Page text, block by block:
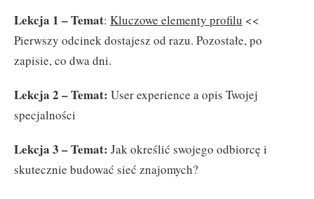
Lekcja 1 – Temat: Kluczowe elementy profilu <<
Pierwszy odcinek dostajesz od razu. Pozostałe, po
zapisie, co dwa dni.
Lekcja 2 – Temat: User experience a opis Twojej
specjalności
Lekcja 3 – Temat: Jak określić swojego odbiorcę i
skutecznie budować sieć znajomych?